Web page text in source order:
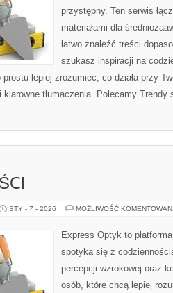
przystępny. Ten serwis
materiałami dla
łatwo znaleźć treści
szukasz inspiracji na
lepiej zrozumieć, co działa przy
klarowne tłumaczenia. Polecamy Trendy
STY - 7 - 2026 MOŻLIWOŚĆ
Express Optyk to
spotyka się z
percepcji wzrokowej oraz
osób, które chcą lepiej